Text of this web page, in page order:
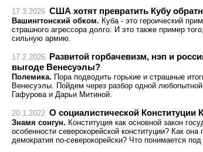
17.3.2026 США хотят превратить Кубу
Вашингтонский обком. Куба - это героический
страшного агрессора долго. И это также пример
сильную армию.
17.2.2026 Развитой горбачевизм, нэп и
выгоде Венесуэлы?
Полемика. Пора подводить горькие и страшные
Венесуэлы. Пойдем через разбор одной
Гафурова и Дарьи Митиной.
20.1.2022 О социалистической Конституции
Знамя сонгун. Конституция как основной закон
особенности северокорейской конституции? Как
демократия по-северокорейски? Что понимается